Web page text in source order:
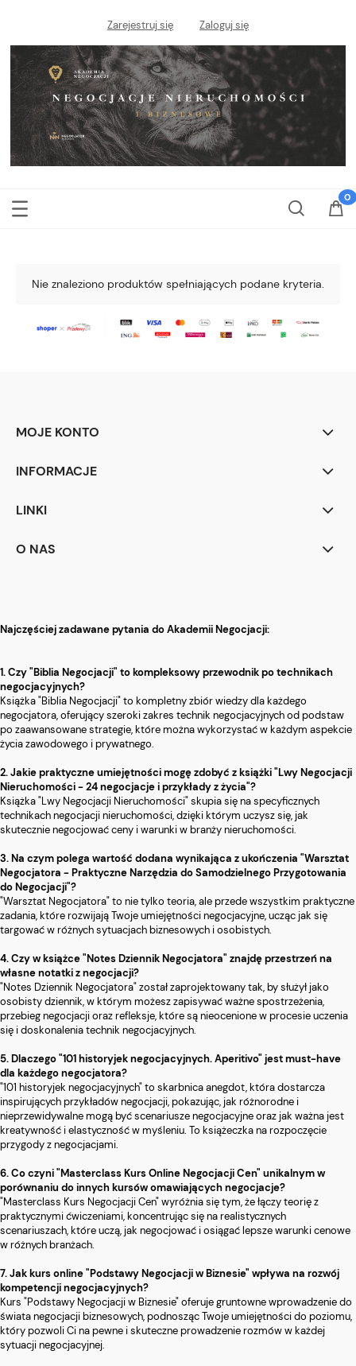
Zarejestruj się Zaloguj się
Nie znaleziono produktów spełniających podane kryteria.
MOJE KONTO
INFORMACJE
LINKI
O NAS
Najczęściej zadawane pytania do Akademii Negocjacji:
1. Czy "Biblia Negocjacji" to kompleksowy przewodnik po technikach
negocjacyjnych?
Książka "Biblia Negocjacji" to kompletny zbiór wiedzy dla każdego
negocjatora, oferujący szeroki zakres technik negocjacyjnych od podstaw
po zaawansowane strategie, które można wykorzystać w każdym aspekcie
życia zawodowego i prywatnego.
2. Jakie praktyczne umiejętności mogę zdobyć z książki "Lwy Negocjacji
Nieruchomości - 24 negocjacje i przykłady z życia"?
Książka "Lwy Negocjacji Nieruchomości" skupia się na specyficznych
technikach negocjacji nieruchomości, dzięki którym uczysz się, jak
skutecznie negocjować ceny i warunki w branży nieruchomości.
3. Na czym polega wartość dodana wynikająca z ukończenia "Warsztat
Negocjatora - Praktyczne Narzędzia do Samodzielnego Przygotowania
do Negocjacji"?
"Warsztat Negocjatora" to nie tylko teoria, ale przede wszystkim praktyczne
zadania, które rozwijają Twoje umiejętności negocjacyjne, ucząc jak się
targować w różnych sytuacjach biznesowych i osobistych.
4. Czy w książce "Notes Dziennik Negocjatora" znajdę przestrzeń na
własne notatki z negocjacji?
"Notes Dziennik Negocjatora" został zaprojektowany tak, by służył jako
osobisty dziennik, w którym możesz zapisywać ważne spostrzeżenia,
przebieg negocjacji oraz refleksje, które są nieocenione w procesie uczenia
się i doskonalenia technik negocjacyjnych.
5. Dlaczego "101 historyjek negocjacyjnych. Aperitivo" jest must-have
dla każdego negocjatora?
"101 historyjek negocjacyjnych" to skarbnica anegdot, która dostarcza
inspirujących przykładów negocjacji, pokazując, jak różnorodne i
nieprzewidywalne mogą być scenariusze negocjacyjne oraz jak ważna jest
kreatywność i elastyczność w myśleniu. To książeczka na rozpoczęcie
przygody z negocjacjami.
6. Co czyni "Masterclass Kurs Online Negocjacji Cen" unikalnym w
porównaniu do innych kursów omawiających negocjacje?
"Masterclass Kurs Negocjacji Cen" wyróżnia się tym, że łączy teorię z
praktycznymi ćwiczeniami, koncentrując się na realistycznych
scenariuszach, które uczą, jak negocjować i osiągać lepsze warunki cenowe
w różnych branżach.
7. Jak kurs online "Podstawy Negocjacji w Biznesie" wpływa na rozwój
kompetencji negocjacyjnych?
Kurs "Podstawy Negocjacji w Biznesie" oferuje gruntowne wprowadzenie do
świata negocjacji biznesowych, podnosząc Twoje umiejętności do poziomu,
który pozwoli Ci na pewne i skuteczne prowadzenie rozmów w każdej
sytuacji negocjacyjnej.